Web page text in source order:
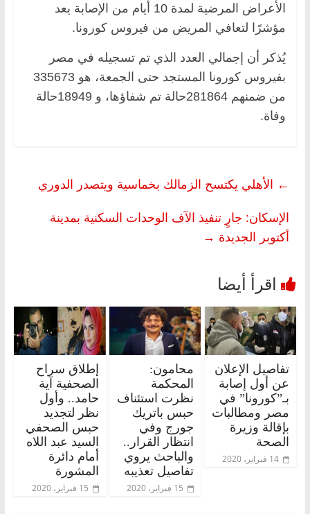
الأعراض المرضية لمدة 10 أيام من الإصابة يعد
مؤشرًا لتعافي المريض من فيروس كورونا.
يُذكر أن إجمالي العدد الذي تم تسجيله في مصر
بفيروس كورونا المستجد حتى الجمعة، هو 335673
من ضمنهم 281864حالة تم شفاؤها، و 18949حالة
وفاة.
← الأهلي يكتسح الزمالك بخماسية ويتصدر الدوري
الإسكان: جارٍ تنفيذ الآف الوحدات السكنية بمدينة
أكتوبر الجديدة →
تفاصيل الإعلان
عن أول إصابة
بـ”كورونا” في
مصر ومطالبات
بإقالة وزيرة
الصحة
14 فبراير، 2020
محامون:
المحكمة
نظرت استئناف
حبس باتريك
جورج وفي
انتظار القرار..
والباحث يروي
تفاصيل تعذيبه
15 فبراير، 2020
إطلاق سراح
الصحفية آية
حامد.. وأول
نظر لتجديد
حبس الصحفي
السيد عبد اللاه
أمام دائرة
المشورة
15 فبراير، 2020